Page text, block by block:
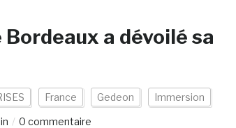
a dévoilé sa
France Gedeon Immersion
0 commentaire